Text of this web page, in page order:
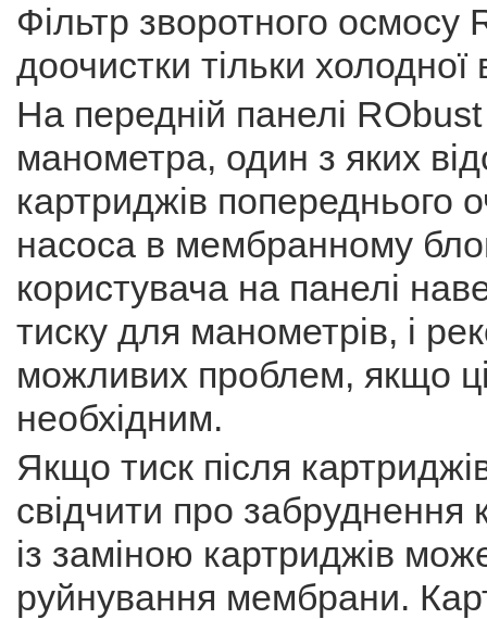
Фільтр зворотного
доочистки тільки холодної
На передній панелі
манометра, один з яких
картриджів попереднього
насоса в мембранному
користувача на панелі
тиску для манометрів, і
можливих проблем, якщо
необхідним.
Якщо тиск після
свідчити про забруднення
із заміною картриджів
руйнування мембрани.